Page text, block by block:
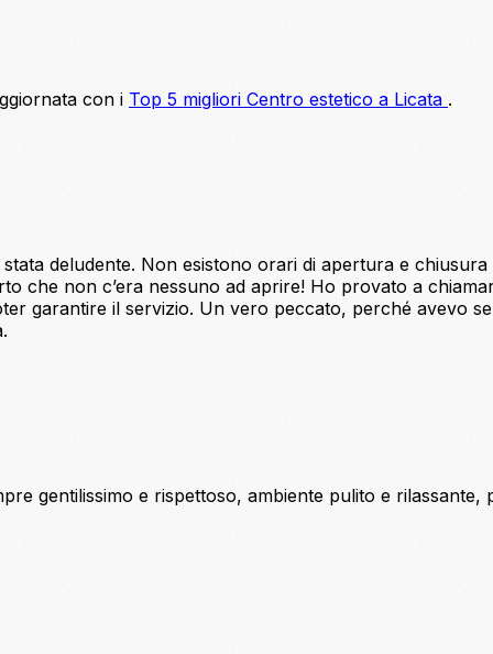
con i Top 5 migliori Centro estetico a Licata .
deludente. Non esistono orari di apertura e
che non c’era nessuno ad aprire! Ho provato a
garantire il servizio. Un vero peccato, perché avevo
gentilissimo e rispettoso, ambiente pulito e rilassante,